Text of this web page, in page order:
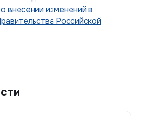
внесении изменений в
Российской